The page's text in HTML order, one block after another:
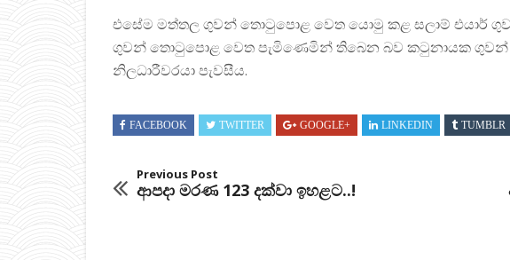
එසේම මත්තල ගුවන් තොටුපොළ වෙත යොමු කළ සලාම් එයාර්
ගුවන් තොටුපොළ වෙත පැමිණෙමින් තිබෙන බව කටුනායක ගුවන්
නිලධාරීවරයා පැවසීය.
FACEBOOK TWITTER GOOGLE+ LINKEDIN TUMBLR
Previous Post
ආපදා මරණ 123 දක්වා ඉහළට..!